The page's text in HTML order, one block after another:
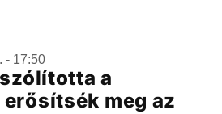
- 17:50
a
meg az